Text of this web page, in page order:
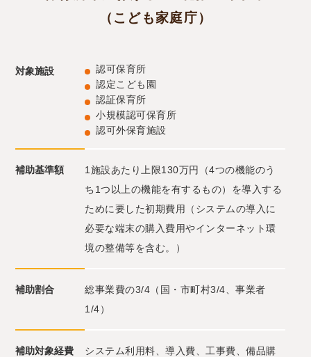
（こども家庭庁）
対象施設
認可保育所
認定こども園
認証保育所
小規模認可保育所
認可外保育施設
補助基準額
1施設あたり上限130万円（4つの機能のう
ち1つ以上の機能を有するもの）を導入する
ために要した初期費用（システムの導入に
必要な端末の購入費用やインターネット環
境の整備等を含む。）
補助割合
総事業費の3/4（国・市町村3/4、事業者
1/4）
補助対象経費
システム利用料、導入費、工事費、備品購